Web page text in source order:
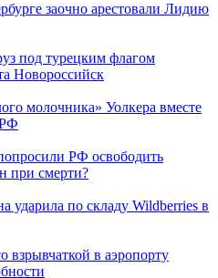
заочно арестовали Лидию
под турецким флагом
Новороссийск
молочника» Уолкера вместе
РФ
РФ освободить
при смерти?
ударила по складу Wildberries в
взрывчаткой в аэропорту